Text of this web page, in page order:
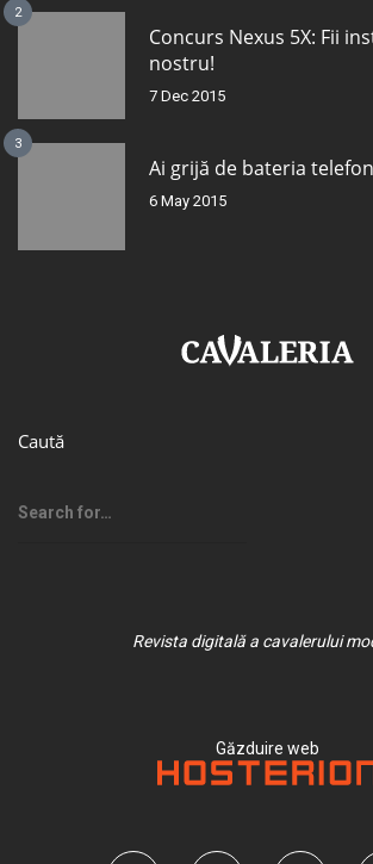
2
Concurs Nexus 5X: Fii
nostru!
7 Dec 2015
3
Ai grijă de bateria
6 May 2015
Caută
Revista digitală a cavalerului
Găzduire web